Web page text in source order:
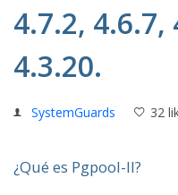
4.7.2, 4.6.7,
4.3.20.
SystemGuards 32
¿Qué es Pgpool-II?